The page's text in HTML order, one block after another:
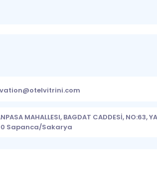
MAHALLESI, BAGDAT CADDESİ, NO:63,
Sapanca/Sakarya